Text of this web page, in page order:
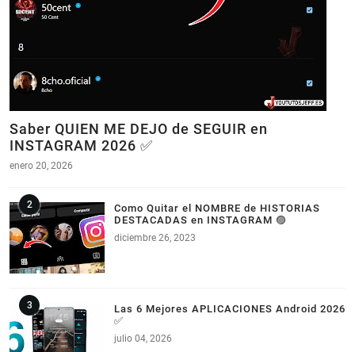
Saber QUIEN ME DEJO de SEGUIR en
INSTAGRAM 2026 ✅
enero 20, 2026
Como Quitar el NOMBRE de HISTORIAS
DESTACADAS en INSTAGRAM 🟣
diciembre 26, 2023
Las 6 Mejores APLICACIONES Android 2026
✅
julio 04, 2026